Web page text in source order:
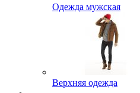
Одежда мужская
Верхняя одежда